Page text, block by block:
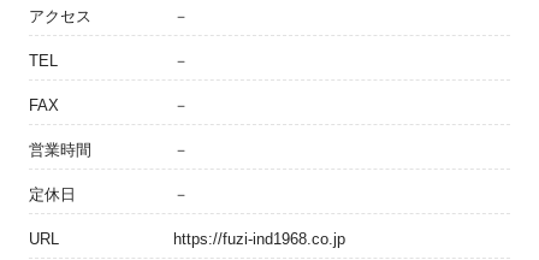
アクセス －
TEL －
FAX －
営業時間 －
定休日 －
URL https://fuzi-ind1968.co.jp